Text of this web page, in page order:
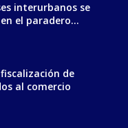
interurbanos se
el paradero...
de
al comercio